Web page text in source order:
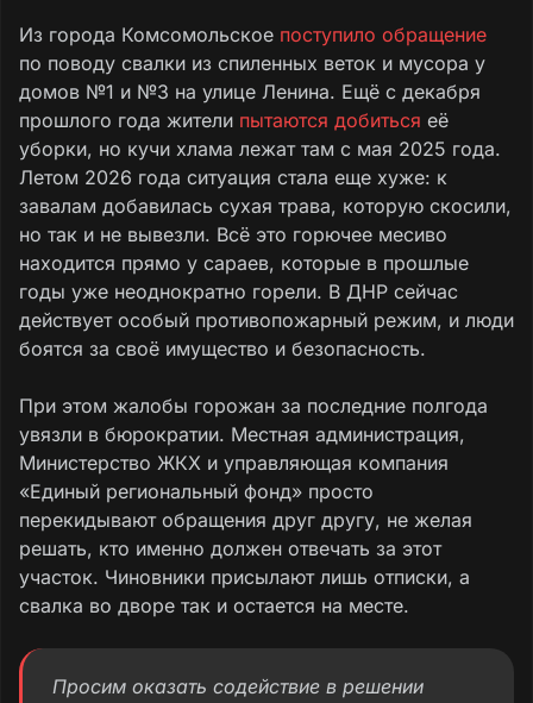
Из города Комсомольское поступило обращение
по поводу свалки из спиленных веток и мусора у
домов №1 и №3 на улице Ленина. Ещё с декабря
прошлого года жители пытаются добиться её
уборки, но кучи хлама лежат там с мая 2025 года.
Летом 2026 года ситуация стала еще хуже: к
завалам добавилась сухая трава, которую скосили,
но так и не вывезли. Всё это горючее месиво
находится прямо у сараев, которые в прошлые
годы уже неоднократно горели. В ДНР сейчас
действует особый противопожарный режим, и люди
боятся за своё имущество и безопасность.
При этом жалобы горожан за последние полгода
увязли в бюрократии. Местная администрация,
Министерство ЖКХ и управляющая компания
«Единый региональный фонд» просто
перекидывают обращения друг другу, не желая
решать, кто именно должен отвечать за этот
участок. Чиновники присылают лишь отписки, а
свалка во дворе так и остается на месте.
Просим оказать содействие в решении